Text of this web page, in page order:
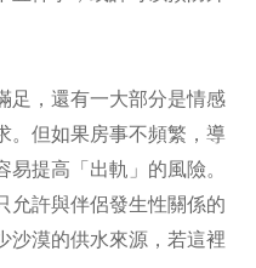
足，還有一大部分是情感
。但如果房事不頻繁，導
提高「出軌」的風險。
允許與伴侶發生性關係的
沙漠的供水來源，若這裡